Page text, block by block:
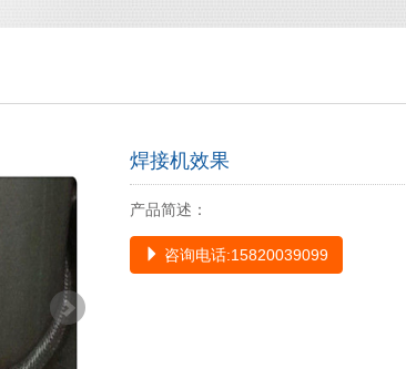
焊接机效果
产品简述：
咨询电话:15820039099